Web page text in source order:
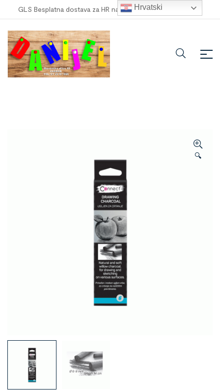
GLS Besplatna dostava za HR narudžbe veće od 100,00 €
🔍
Hrvatski